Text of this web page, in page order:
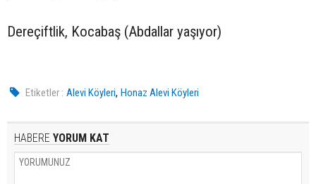
Dereçiftlik, Kocabaş (Abdallar yaşıyor)
Etiketler : Alevi Köyleri,Honaz Alevi Köyleri
HABERE YORUM KAT